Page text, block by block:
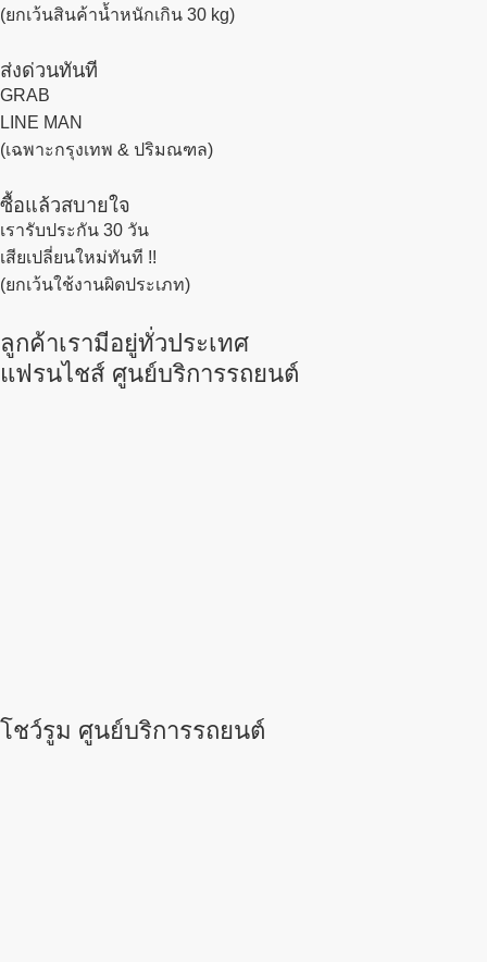
(ยกเว้นสินค้าน้ำหนักเกิน 30 kg)
ส่งด่วนทันที
GRAB
LINE MAN
(เฉพาะกรุงเทพ & ปริมณฑล)
ซื้อแล้วสบายใจ
เรารับประกัน 30 วัน
เสียเปลี่ยนใหม่ทันที !!
(ยกเว้นใช้งานผิดประเภท)
ลูกค้าเรามีอยู่ทั่วประเทศ
แฟรนไชส์ ศูนย์บริการรถยนต์
โชว์รูม ศูนย์บริการรถยนต์